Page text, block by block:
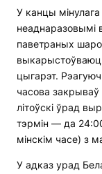
У канцы
неаднаразовымі
паветраных
цыгарэт.
часова
літоўскі ўрад
тэрмін — да
мінскім часе) з
У адказ урад